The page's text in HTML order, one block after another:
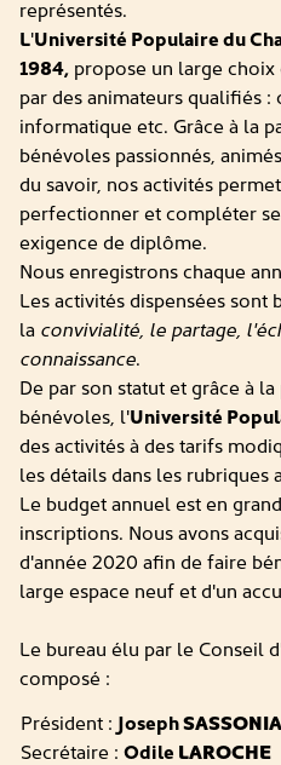
représentés.
L'Université Populaire du
1984, propose un large
par des animateurs qualifiés :
informatique etc. Grâce à la
bénévoles passionnés,
du savoir, nos activités
perfectionner et compléter
exigence de diplôme.
Nous enregistrons chaque
Les activités dispensées sont
la convivialité, le partage,
connaissance.
De par son statut et grâce à
bénévoles, l'Université
des activités à des tarifs
les détails dans les rubriques
Le budget annuel est en
inscriptions. Nous avons
d'année 2020 afin de faire
large espace neuf et d'un
Le bureau élu par le Conseil
composé :
Président : JosephSASSONIA
Secrétaire : Odile LAROCHE